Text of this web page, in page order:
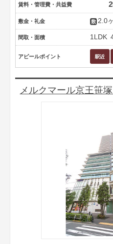
賃料・管理費・共益費
敷金・礼金 2.0
間取・面積 1LDK
アピールポイント
メルクマール京王笹